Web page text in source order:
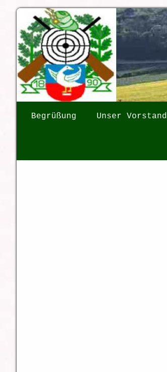
Begrüßung Unser Vorstand